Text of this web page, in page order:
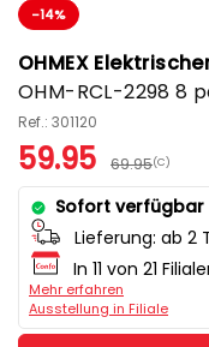
-14%
OHMEX
OHM-RCL-2298 8
Ref.: 301120
59.95 69.95(C)
Sofort verfügbar
Lieferung: ab 2
In 11 von 21
Mehr erfahren
Ausstellung in Filiale